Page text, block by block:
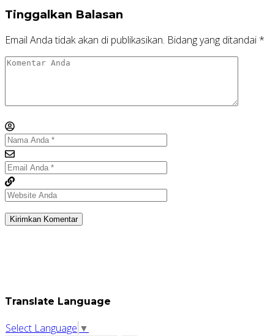
Tinggalkan Balasan
Email Anda tidak akan di publikasikan. Bidang yang ditandai *
Translate Language
Select Language ▼